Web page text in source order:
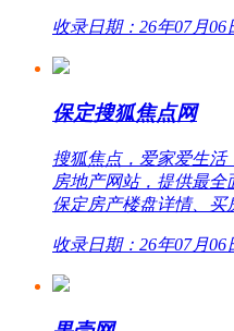
收录日期：26年07月06
保定搜狐焦点网
搜狐焦点，爱家爱生活
房地产网站，提供最全
保定房产楼盘详情、买
收录日期：26年07月06